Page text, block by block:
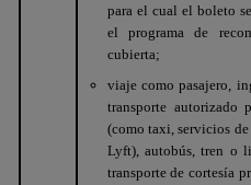
para el cual el boleto
el programa de
cubierta;
viaje como pasajero,
transporte
(como taxi, servicios
Lyft), autobús, tren o
transporte de cortesía